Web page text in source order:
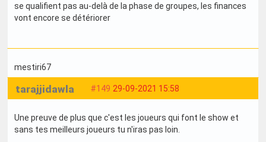
se qualifient pas au-delà de la phase de groupes, les finances
vont encore se détériorer
mestiri67
#149 29-09-2021 15:58
tarajjidawla
Une preuve de plus que c'est les joueurs qui font le show et
sans tes meilleurs joueurs tu n'iras pas loin.